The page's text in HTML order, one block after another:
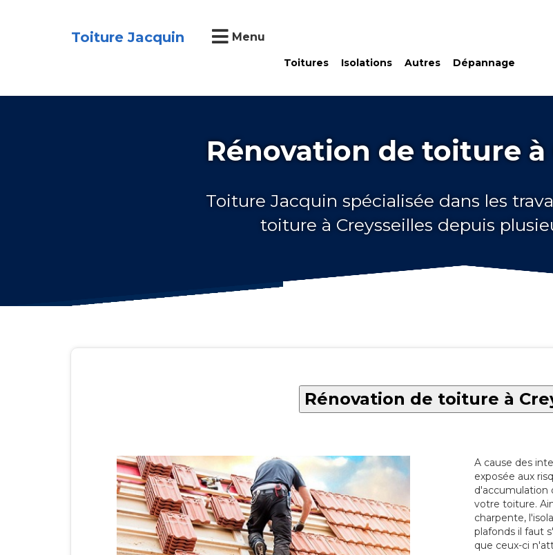
Toiture Jacquin Menu
Toitures Isolations Autres Dépannage
Rénovation de toiture à
Toiture Jacquin spécialisée dans les
toiture à Creysseilles depuis
Rénovation de toiture à
A cause des
exposée aux
d'accumulation
votre toiture.
charpente,
plafonds il faut
que ceux-ci